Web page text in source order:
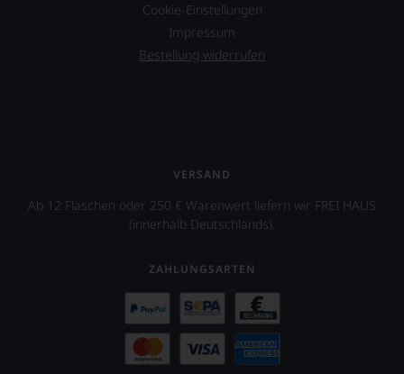
Cookie-Einstellungen
Impressum
Bestellung widerrufen
VERSAND
Ab 12 Flaschen oder 250 € Warenwert liefern wir FREI HAUS
(innerhalb Deutschlands).
ZAHLUNGSARTEN